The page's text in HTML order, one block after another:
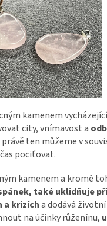
kamenem
city, vnímavost a
právě ten můžeme v
pociťovat.
kamenem a kromě
také uklidňuje při
krizícha dodává
na účinky růženínu,